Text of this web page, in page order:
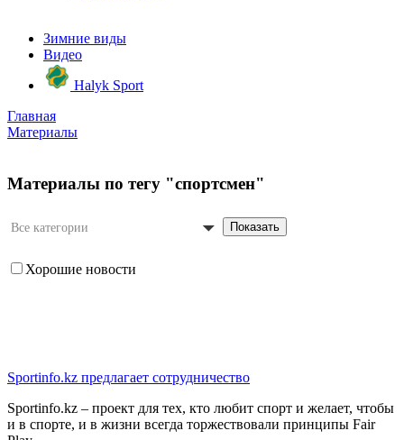
Зимние виды
Видео
Halyk Sport
Главная
Материалы
Материалы по тегу "спортсмен"
Все категории Показать
Хорошие новости
Sportinfo.kz предлагает сотрудничество
Sportinfo.kz – проект для тех, кто любит спорт и желает, чтобы
и в спорте, и в жизни всегда торжествовали принципы Fair